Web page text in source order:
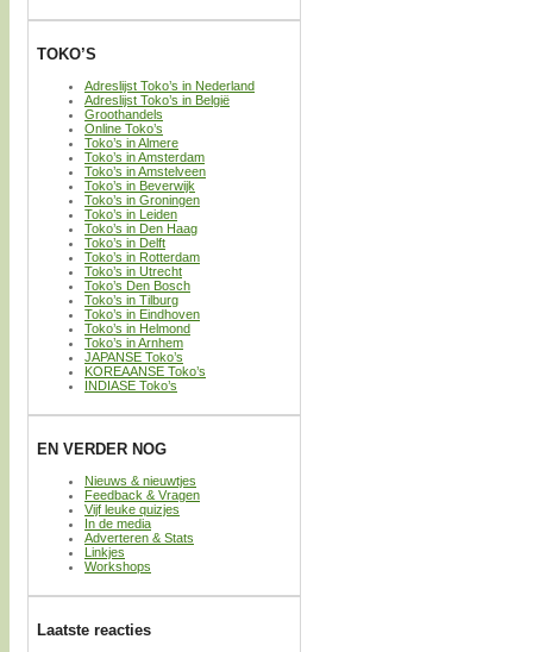
TOKO’S
Adreslijst Toko’s in Nederland
Adreslijst Toko’s in België
Groothandels
Online Toko’s
Toko’s in Almere
Toko’s in Amsterdam
Toko’s in Amstelveen
Toko’s in Beverwijk
Toko’s in Groningen
Toko’s in Leiden
Toko’s in Den Haag
Toko’s in Delft
Toko’s in Rotterdam
Toko’s in Utrecht
Toko’s Den Bosch
Toko’s in Tilburg
Toko’s in Eindhoven
Toko’s in Helmond
Toko’s in Arnhem
JAPANSE Toko’s
KOREAANSE Toko’s
INDIASE Toko’s
EN VERDER NOG
Nieuws & nieuwtjes
Feedback & Vragen
Vijf leuke quizjes
In de media
Adverteren & Stats
Linkjes
Workshops
Laatste reacties